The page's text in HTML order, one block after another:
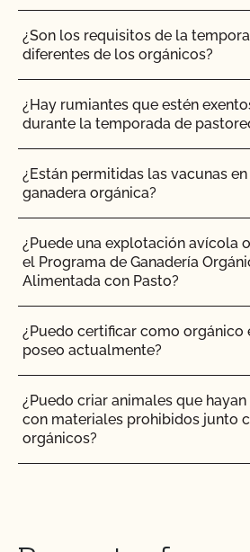
plaguicidas y OMG?
¿Realiza el CCOF inspecciones
¿Ofrece el CCOF servicios en
¿Cómo y con qué frecuencia
¿Cómo puedo controlar el coste
¿Son los requisitos de la
diferentes de los orgánicos?
¿Hay rumiantes que estén
durante la temporada de
¿Están permitidas las vacunas
ganadera orgánica?
¿Puede una explotación avícola
el Programa de Ganadería
Alimentada con Pasto?
¿Puedo certificar como orgánico
poseo actualmente?
¿Puedo criar animales que
con materiales prohibidos junto
orgánicos?